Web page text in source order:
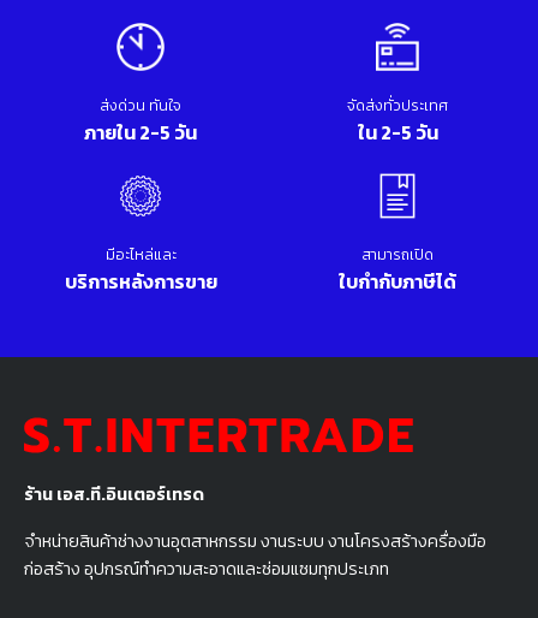
ร้าน เอส.ที.อินเตอร์เทรด
จำหน่ายสินค้าช่างงานอุตสาหกรรม งานระบบ งานโครงสร้างครื่องมือ
ก่อสร้าง อุปกรณ์ทำความสะอาดและซ่อมแซมทุกประเภท
ส่งด่วน ทันใจ
ภายใน 2-5 วัน
จัดส่งทั่วประเทศ
ใน 2-5 วัน
มีอะไหล่และ
บริการหลังการขาย
สามารถเปิด
ใบกำกับภาษีได้